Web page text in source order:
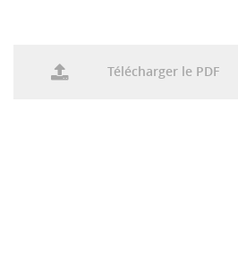
Télécharger le PDF